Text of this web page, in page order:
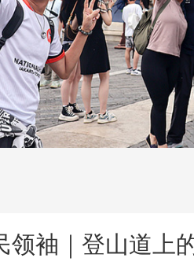
节目官网 直播 节目单 栏目
领袖｜登山道上